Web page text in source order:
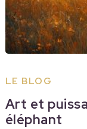
LE BLOG
Art et
éléphant